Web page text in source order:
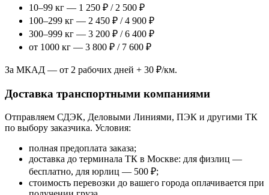
10–99 кг — 1 250 ₽ / 2 500 ₽
100–299 кг — 2 450 ₽ / 4 900 ₽
300–999 кг — 3 200 ₽ / 6 400 ₽
от 1000 кг — 3 800 ₽ / 7 600 ₽
За МКАД — от 2 рабочих дней + 30 ₽/км.
Доставка транспортными компаниями
Отправляем СДЭК, Деловыми Линиями, ПЭК и другими ТК
по выбору заказчика. Условия:
полная предоплата заказа;
доставка до терминала ТК в Москве: для физлиц —
бесплатно, для юрлиц — 500 ₽;
стоимость перевозки до вашего города оплачивается при